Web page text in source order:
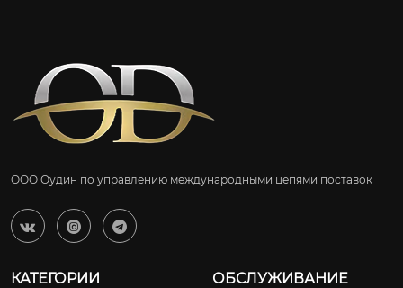
ООО Оудин по управлению международными цепями поставок
  
КАТЕГОРИИ ОБСЛУЖИВАНИЕ